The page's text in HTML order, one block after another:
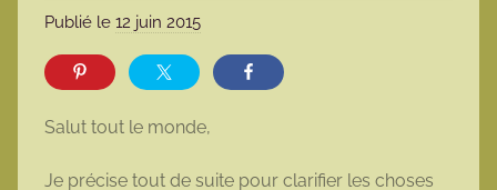
Publié le 12 juin 2015
a
Salut tout le monde,
Je précise tout de suite pour clarifier les choses